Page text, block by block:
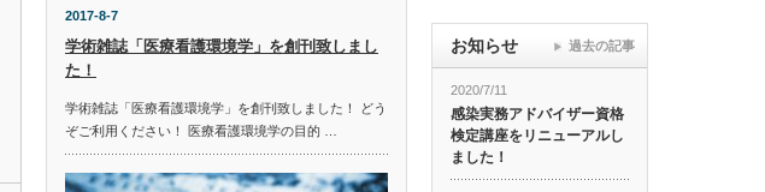
2017-8-7
学術雑誌「医療看護環境学」を創刊致しまし
た！
学術雑誌「医療看護環境学」を創刊致しました！ どう
ぞご利用ください！ 医療看護環境学の目的 …
お知らせ
2020/7/11
感染実務アドバイザー資格
検定講座をリニューアルし
ました！
過去の記事